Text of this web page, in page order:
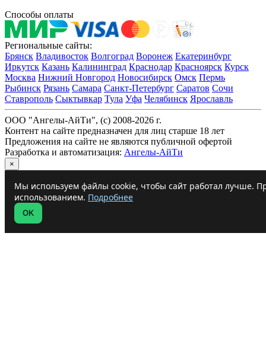
Способы оплаты
Региональные сайты:
Брянск Владивосток Волгоград Воронеж Екатеринбург
Иркутск Казань Калининград Краснодар Красноярск Курск
Москва Нижний Новгород Новосибирск Омск Пермь
Рыбинск Рязань Самара Санкт-Петербург Саратов Сочи
Ставрополь Сыктывкар Тула Уфа Челябинск Ярославль
ООО "Ангелы-АйТи", (c) 2008-2026 г.
Контент на сайте предназначен для лиц старше 18 лет
Предложения на сайте не являются публичной офертой
Разработка и автоматизация: Ангелы-АйТи
×
Мы используем файлы cookie, чтобы сайт работал лучше.
использованием. Подробнее
OK